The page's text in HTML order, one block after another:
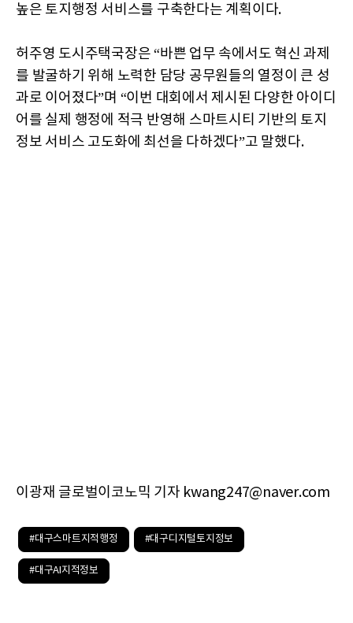
높은 토지행정 서비스를 구축한다는 계획이다.
허주영 도시주택국장은 “바쁜 업무 속에서도 혁신 과제
를 발굴하기 위해 노력한 담당 공무원들의 열정이 큰 성
과로 이어졌다”며 “이번 대회에서 제시된 다양한 아이디
어를 실제 행정에 적극 반영해 스마트시티 기반의 토지
정보 서비스 고도화에 최선을 다하겠다”고 말했다.
이광재 글로벌이코노믹 기자 kwang247@naver.com
#대구스마트지적행정 #대구디지털토지정보
#대구AI지적정보